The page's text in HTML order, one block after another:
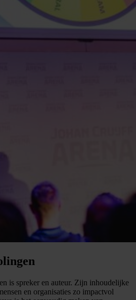
is spreker en auteur. Zijn inhoudelijke
en organisaties zo impactvol